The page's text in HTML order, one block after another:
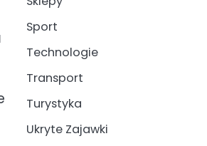
Sport
Technologie
Transport
Turystyka
Ukryte Zajawki